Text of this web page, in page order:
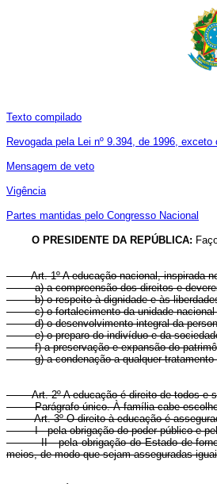
Texto compilado
Revogada pela Lei nº 9.394, de 1996, exceto
Mensagem de veto
Vigência
Partes mantidas pelo Congresso Nacional
O PRESIDENTE DA REPÚBLICA:
Art. 1º A educação nacional, inspirada
a) a compreensão dos direitos e deveres
b) o respeito à dignidade e às liberdades
c) o fortalecimento da unidade nacional e
d) o desenvolvimento integral da
e) o preparo do indivíduo e da sociedade
f) a preservação e expansão do
g) a condenação a qualquer tratamento
Art. 2º A educação é direito de todos e
Parágrafo único. À família cabe escolher
Art. 3º O direito à educação é
I - pela obrigação do poder público e pela
II - pela obrigação do Estado de fornecer
meios, de modo que sejam asseguradas